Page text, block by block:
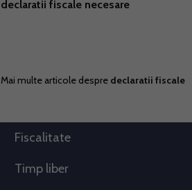
declaratii fiscale necesare
Mai multe articole despre declaratii fiscale
Fiscalitate
Timp liber